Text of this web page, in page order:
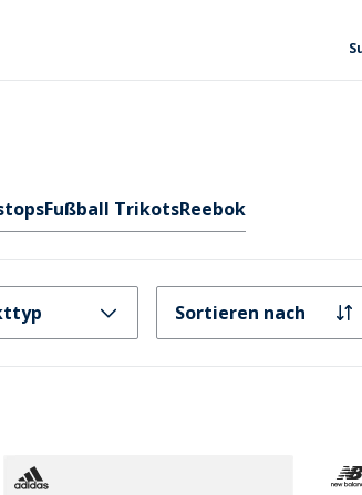
Fußball TrikotsReebok
Sortieren nach